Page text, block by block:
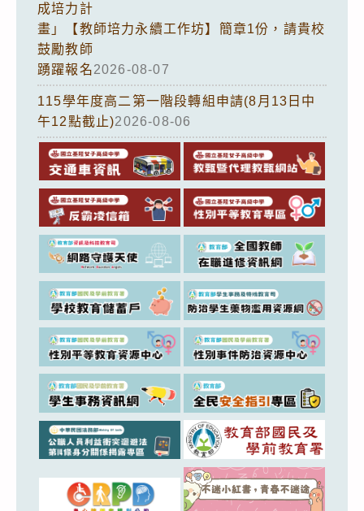
成培力計
畫」【教師培力永續工作坊】簡章1份，請貴校
鼓勵教師
踴躍報名2026-08-07
115學年度高二第一階段轉組申請(8月13日中
午12點截止)2026-08-06